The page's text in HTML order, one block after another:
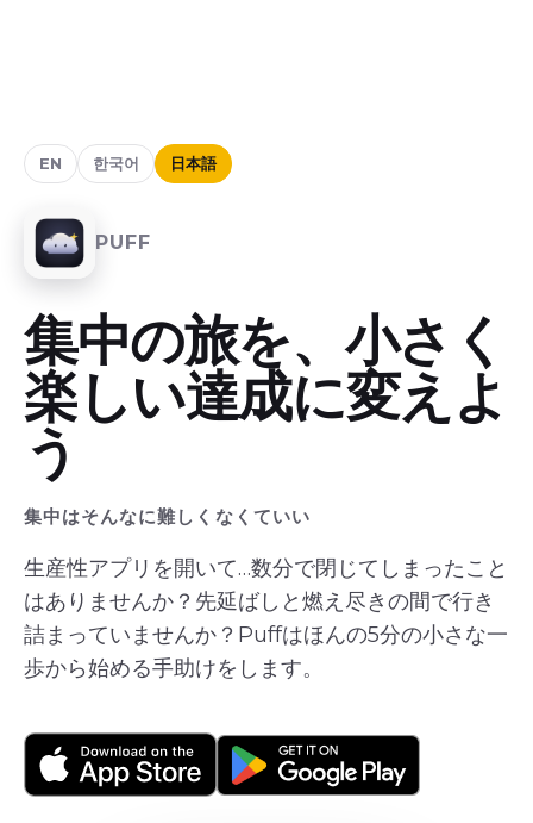
EN 한국어 日本語
PUFF
集中の旅を、小さく
楽しい達成に変えよ
う
集中はそんなに難しくなくていい
生産性アプリを開いて…数分で閉じてしまったこと
はありませんか？先延ばしと燃え尽きの間で行き
詰まっていませんか？Puffはほんの5分の小さな一
歩から始める手助けをします。